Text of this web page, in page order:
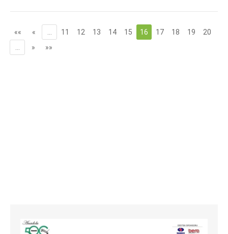
«« « 11 12 13 14 15 16 17 18 19
20
» »»